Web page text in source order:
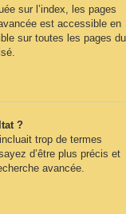
sur l’index, les pages
est accessible en
sur toutes les pages du
?
trop de termes
d’être plus précis et
avancée.